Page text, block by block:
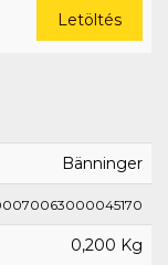
Letöltés
Bänninger
0,200 Kg